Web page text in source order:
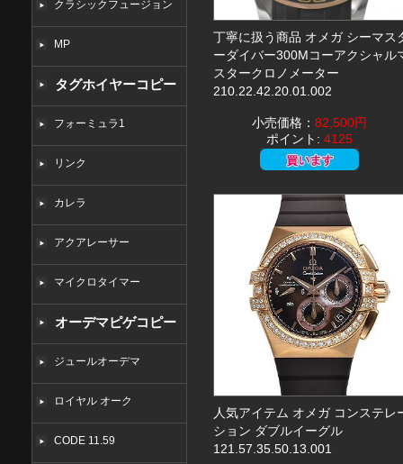
クラシックフュージョン
MP
タグホイヤーコピー
フォーミュラ1
リンク
カレラ
アクアレーサー
マイクロタイマー
オーデマピゲコピー
ジュールオーデマ
ロイヤル オーク
CODE 11.59
丁寧に扱う商品 オメガ シーマス
ーダイバー300Mコーアクシャル
スタークロノメーター
210.22.42.20.01.002
小売価格： 82,500円
ポイント: 4125
人気アイテム オメガ コンステレ
ション ダブルイーグル
121.57.35.50.13.001